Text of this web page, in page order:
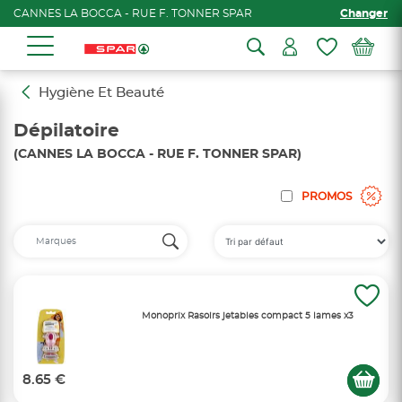
CANNES LA BOCCA - RUE F. TONNER SPAR Changer
Hygiène Et Beauté
Dépilatoire
(CANNES LA BOCCA - RUE F. TONNER SPAR)
PROMOS
Monoprix Rasoirs jetables compact 5 lames x3
8.65 €